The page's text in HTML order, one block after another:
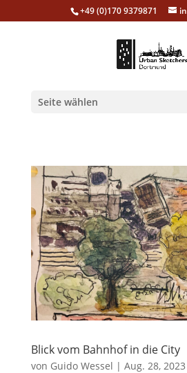
+49 (0)170 9379871
Seite wählen
Blick vom Bahnhof in die City
von Guido Wessel | Aug. 28, 2023